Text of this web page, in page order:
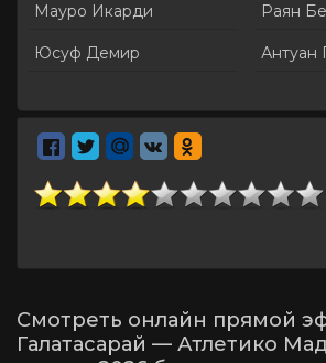
Смотреть онлайн прямой
Галатасарай — Атлетико
Мауро Икарди
Юсуф Демир
Раян
Антуан